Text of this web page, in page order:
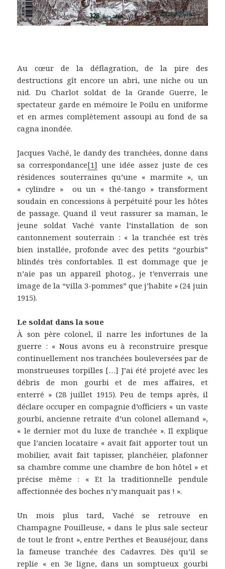
Au cœur de la déflagration, de la pire des
destructions gît encore un abri, une niche ou un
nid. Du Charlot soldat de la Grande Guerre, le
spectateur garde en mémoire le Poilu en uniforme
et en armes complètement assoupi au fond de sa
cagna inondée.
Jacques Vaché, le dandy des tranchées, donne dans
sa correspondance[1] une idée assez juste de ces
résidences souterraines qu’une « marmite », un
« cylindre » ou un « thé-tango » transforment
soudain en concessions à perpétuité pour les hôtes
de passage. Quand il veut rassurer sa maman, le
jeune soldat Vaché vante l’installation de son
cantonnement souterrain : « la tranchée est très
bien installée, profonde avec des petits “gourbis”
blindés très confortables. Il est dommage que je
n’aie pas un appareil photog., je t’enverrais une
image de la “villa 3-pommes” que j’habite » (24 juin
1915).
Le soldat dans la soue
À son père colonel, il narre les infortunes de la
guerre : « Nous avons eu à reconstruire presque
continuellement nos tranchées bouleversées par de
monstrueuses torpilles […] J’ai été projeté avec les
débris de mon gourbi et de mes affaires, et
enterré » (28 juillet 1915). Peu de temps après, il
déclare occuper en compagnie d’officiers « un vaste
gourbi, ancienne retraite d’un colonel allemand »,
« le dernier mot du luxe de tranchée ». Il explique
que l’ancien locataire « avait fait apporter tout un
mobilier, avait fait tapisser, planchéier, plafonner
sa chambre comme une chambre de bon hôtel » et
précise même : « Et la traditionnelle pendule
affectionnée des boches n’y manquait pas ! ».
Un mois plus tard, Vaché se retrouve en
Champagne Pouilleuse, « dans le plus sale secteur
de tout le front », entre Perthes et Beauséjour, dans
la fameuse tranchée des Cadavres. Dès qu’il se
replie « en 3e ligne, dans un somptueux gourbi